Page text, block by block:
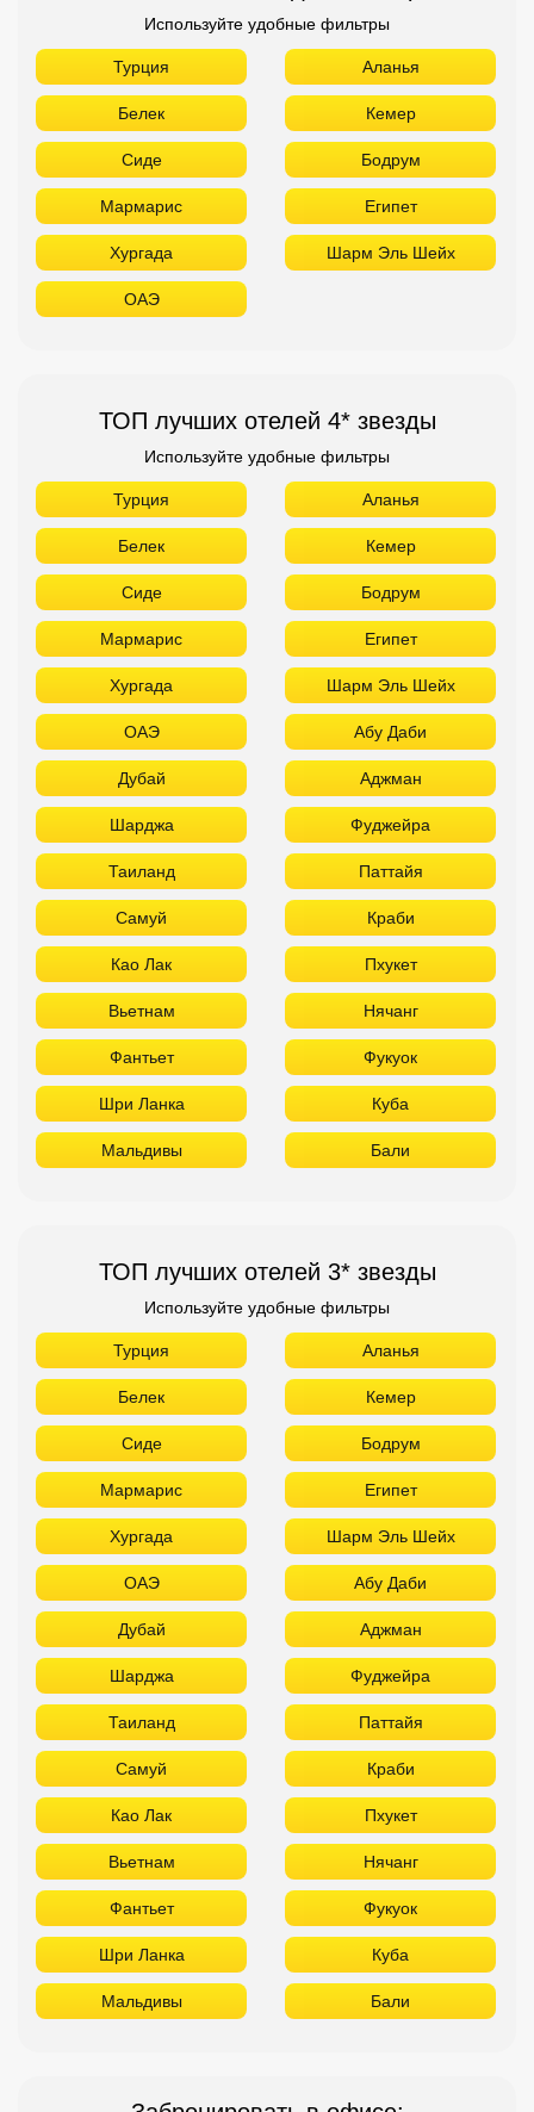
Используйте удобные фильтры
Турция Аланья
Белек Кемер
Сиде Бодрум
Мармарис Египет
Хургада Шарм Эль Шейх
ОАЭ
ТОП лучших отелей 4* звезды
Используйте удобные фильтры
Турция Аланья
Белек Кемер
Сиде Бодрум
Мармарис Египет
Хургада Шарм Эль Шейх
ОАЭ Абу Даби
Дубай Аджман
Шарджа Фуджейра
Таиланд Паттайя
Самуй Краби
Као Лак Пхукет
Вьетнам Нячанг
Фантьет Фукуок
Шри Ланка Куба
Мальдивы Бали
ТОП лучших отелей 3* звезды
Используйте удобные фильтры
Турция Аланья
Белек Кемер
Сиде Бодрум
Мармарис Египет
Хургада Шарм Эль Шейх
ОАЭ Абу Даби
Дубай Аджман
Шарджа Фуджейра
Таиланд Паттайя
Самуй Краби
Као Лак Пхукет
Вьетнам Нячанг
Фантьет Фукуок
Шри Ланка Куба
Мальдивы Бали